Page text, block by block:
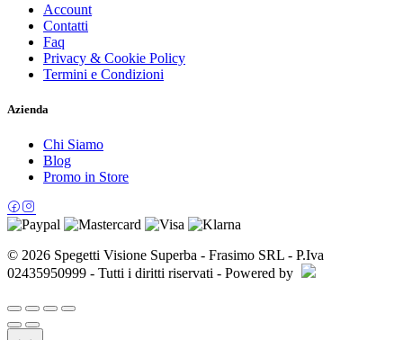
Account
Contatti
Faq
Privacy & Cookie Policy
Termini e Condizioni
Azienda
Chi Siamo
Blog
Promo in Store
© 2026 Spegetti Visione Superba - Frasimo SRL - P.Iva
02435950999 - Tutti i diritti riservati - Powered by